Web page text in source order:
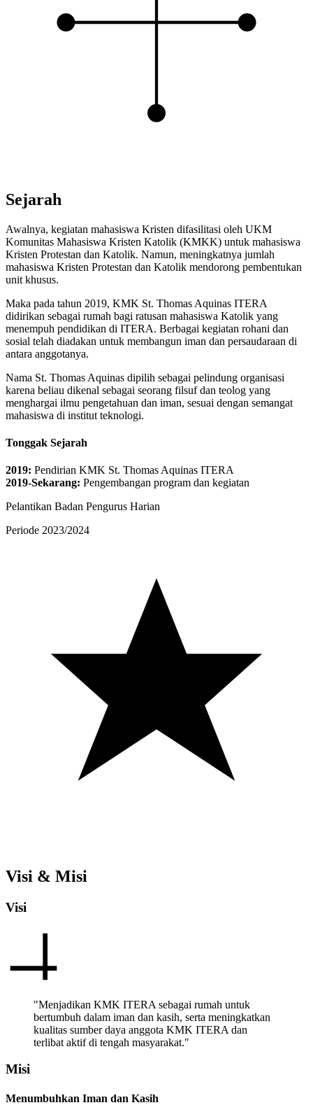
Sejarah
Awalnya, kegiatan mahasiswa Kristen difasilitasi oleh UKM
Komunitas Mahasiswa Kristen Katolik (KMKK) untuk mahasiswa
Kristen Protestan dan Katolik. Namun, meningkatnya jumlah
mahasiswa Kristen Protestan dan Katolik mendorong pembentukan
unit khusus.
Maka pada tahun 2019, KMK St. Thomas Aquinas ITERA
didirikan sebagai rumah bagi ratusan mahasiswa Katolik yang
menempuh pendidikan di ITERA. Berbagai kegiatan rohani dan
sosial telah diadakan untuk membangun iman dan persaudaraan di
antara anggotanya.
Nama St. Thomas Aquinas dipilih sebagai pelindung organisasi
karena beliau dikenal sebagai seorang filsuf dan teolog yang
menghargai ilmu pengetahuan dan iman, sesuai dengan semangat
mahasiswa di institut teknologi.
Tonggak Sejarah
2019: Pendirian KMK St. Thomas Aquinas ITERA
2019-Sekarang: Pengembangan program dan kegiatan
Pelantikan Badan Pengurus Harian
Periode 2023/2024
Visi & Misi
Visi
"Menjadikan KMK ITERA sebagai rumah untuk
bertumbuh dalam iman dan kasih, serta meningkatkan
kualitas sumber daya anggota KMK ITERA dan
terlibat aktif di tengah masyarakat."
Misi
Menumbuhkan Iman dan Kasih